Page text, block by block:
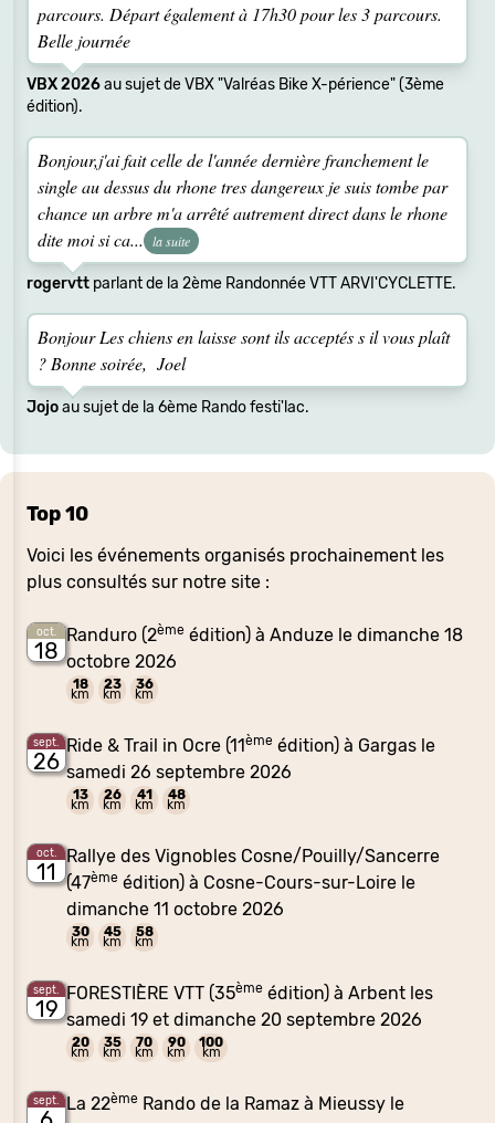
parcours. Départ également à 17h30 pour les 3 parcours.
Belle journée
VBX 2026au sujet de VBX "Valréas Bike X-périence" (3ème
édition).
Bonjour,j'ai fait celle de l'année dernière franchement le
single au dessus du rhone tres dangereux je suis tombe par
chance un arbre m'a arrêté autrement direct dans le rhone
dite moi si ca...
la suite
rogervtt parlant de la 2ème Randonnée VTT ARVI'CYCLETTE.
Bonjour Les chiens en laisse sont ils acceptés s il vous plaît
? Bonne soirée, Joel
Jojoau sujet de la 6ème Rando festi'lac.
Top 10
Voici les événements organisés prochainement les
plus consultés sur notre site :
oct.
18
Randuro (2ème édition) à Anduze le dimanche 18
octobre 2026
18
km
23
km
36
km
sept.
26
Ride & Trail in Ocre (11ème édition) à Gargas le
samedi 26 septembre 2026
13
km
26
km
41
km
48
km
oct.
11
Rallye des Vignobles Cosne/Pouilly/Sancerre
(47ème édition) à Cosne-Cours-sur-Loire le
dimanche 11 octobre 2026
30
km
45
km
58
km
sept.
19
FORESTIÈRE VTT (35ème édition) à Arbent les
samedi 19 et dimanche 20 septembre 2026
20
km
35
km
70
km
90
km
100
km
sept. La 22ème Rando de la Ramaz à Mieussy le